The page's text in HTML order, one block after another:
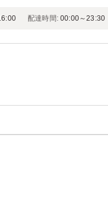
配達時間: 00:00～23:30
東京都